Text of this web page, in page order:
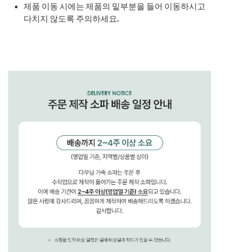
제품 이동 시에는 제품의 밑부분을 들어 이동하시고
다치지 않도록 주의하세요.